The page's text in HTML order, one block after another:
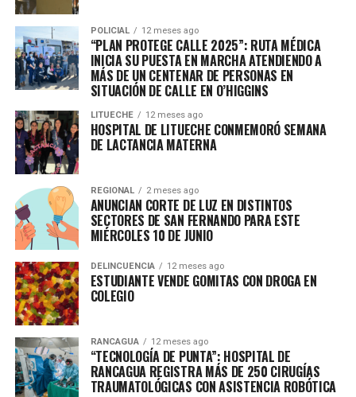
POLICIAL 12 meses ago
“PLAN PROTEGE CALLE 2025”: RUTA MÉDICA
INICIA SU PUESTA EN MARCHA ATENDIENDO A
MÁS DE UN CENTENAR DE PERSONAS EN
SITUACIÓN DE CALLE EN O’HIGGINS
LITUECHE 12 meses ago
HOSPITAL DE LITUECHE CONMEMORÓ SEMANA
DE LACTANCIA MATERNA
REGIONAL 2 meses ago
ANUNCIAN CORTE DE LUZ EN DISTINTOS
SECTORES DE SAN FERNANDO PARA ESTE
MIÉRCOLES 10 DE JUNIO
DELINCUENCIA 12 meses ago
ESTUDIANTE VENDE GOMITAS CON DROGA EN
COLEGIO
RANCAGUA 12 meses ago
“TECNOLOGÍA DE PUNTA”: HOSPITAL DE
RANCAGUA REGISTRA MÁS DE 250 CIRUGÍAS
TRAUMATOLÓGICAS CON ASISTENCIA ROBÓTICA